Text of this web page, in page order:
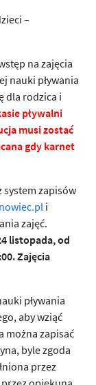
–
na zajęcia
nauki pływania
dla rodzica i
pływalni
musi zostać
gdy karnet
system zapisów
i
zajęć.
listopada, od
Zajęcia
pływania
aby wziąć
można zapisać
byle zgoda
przez